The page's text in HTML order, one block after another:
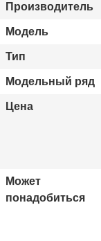
Производитель
Модель
Тип
Модельный ряд
Цена
Может
понадобиться